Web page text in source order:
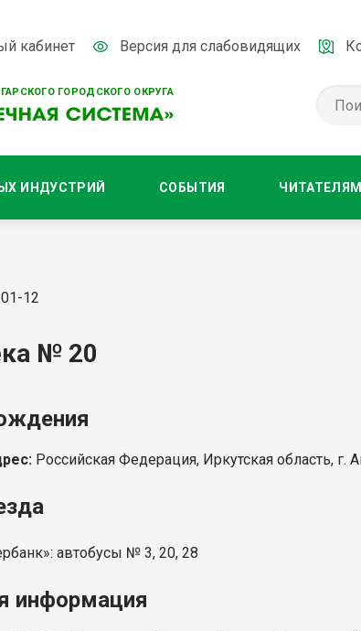
ГОРОДСКОГО ОКРУГА
кабинет Версия для слабовидящих
ИНДУСТРИЙ СОБЫТИЯ
12
№ 20
Российская Федерация, Иркутская область, г.
автобусы № 3, 20, 28
информация